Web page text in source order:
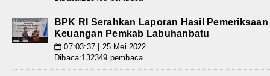
BPK RI Serahkan Laporan Hasil Pemeriksaan
Keuangan Pemkab Labuhanbatu
📅 07:03:37 | 25 Mei 2022
Dibaca:132349 pembaca